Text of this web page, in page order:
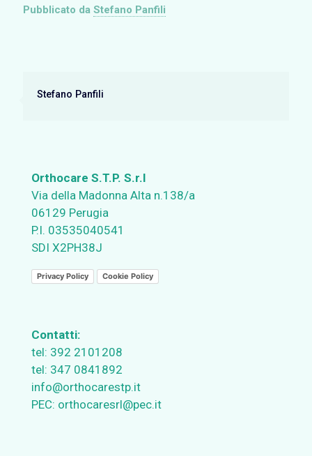
Pubblicato da Stefano Panfili
Stefano Panfili
Orthocare S.T.P. S.r.l
Via della Madonna Alta n.138/a
06129 Perugia
P.I. 03535040541
SDI X2PH38J
Privacy Policy Cookie Policy
Contatti:
tel: 392 2101208
tel: 347 0841892
info@orthocarestp.it
PEC: orthocaresrl@pec.it